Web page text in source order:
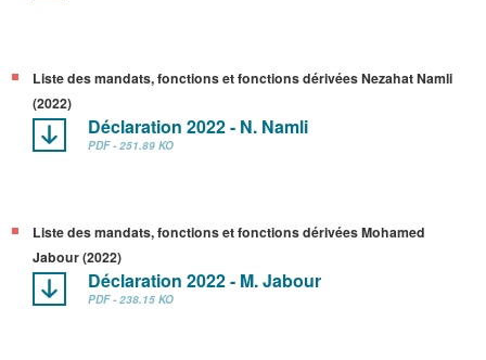
Liste des mandats, fonctions et fonctions dérivées Nezahat Namli
(2022)
Déclaration 2022 - N. Namli
PDF - 251.89 KO
Liste des mandats, fonctions et fonctions dérivées Mohamed
Jabour (2022)
Déclaration 2022 - M. Jabour
PDF - 238.15 KO